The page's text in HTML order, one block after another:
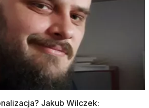
Jakub Wilczek: